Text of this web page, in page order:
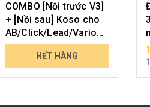
COMBO [Nồi trước V3]
+ [Nồi sau] Koso cho
AB/Click/Lead/Vario
125-150 (2 van)
3.998.000₫
4.934.054₫
HẾT HÀNG